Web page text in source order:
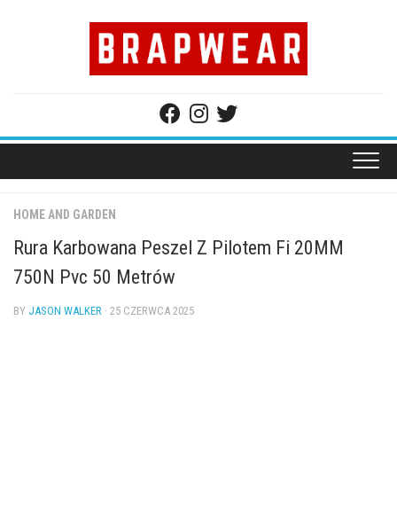
HOME AND GARDEN
Rura Karbowana Peszel Z Pilotem Fi 20MM
750N Pvc 50 Metrów
BY JASON WALKER · 25 CZERWCA 2025